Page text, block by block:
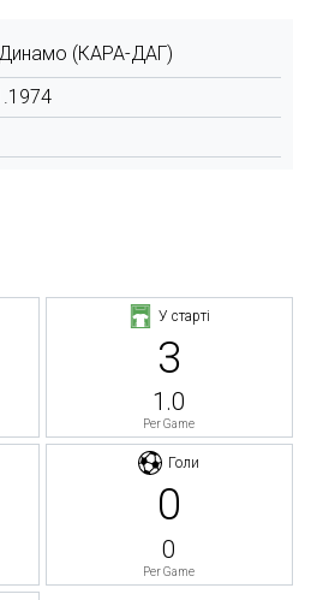
Динамо (КАРА-ДАГ)
У старті
3
1.0
Per Game
Голи
0
0
Per Game